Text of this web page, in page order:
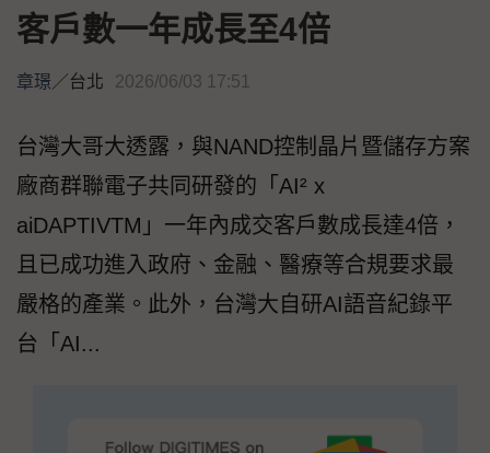
客戶數一年成長至4倍
章璟 ／台北 2026/06/03 17:51
台灣大哥大透露，與NAND控制晶片暨儲存方案
廠商群聯電子共同研發的「AI² x
aiDAPTIVTM」一年內成交客戶數成長達4倍，
且已成功進入政府、金融、醫療等合規要求最
嚴格的產業。此外，台灣大自研AI語音紀錄平
台「AI...